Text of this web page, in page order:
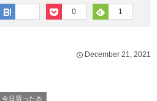
0 1
December 21, 2021
今日買った本